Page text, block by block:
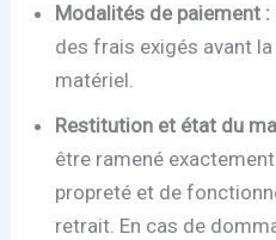
Modalités de paiement :
des frais exigés avant
matériel.
Restitution et état du
être ramené
propreté et de
retrait. En cas de